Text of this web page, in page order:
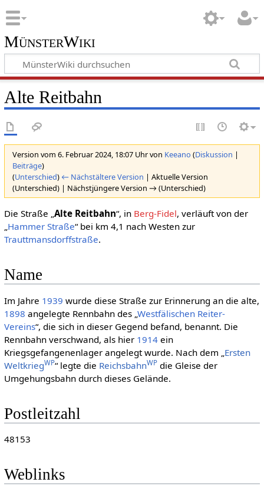
MünsterWiki
Alte Reitbahn
Version vom 6. Februar 2024, 18:07 Uhr von Keeano (Diskussion |
Beiträge)
(Unterschied) ← Nächstältere Version | Aktuelle Version
(Unterschied) | Nächstjüngere Version → (Unterschied)
Die Straße „Alte Reitbahn“, in Berg-Fidel, verläuft von der
„Hammer Straße“ bei km 4,1 nach Westen zur
Trauttmansdorffstraße.
Name
Im Jahre 1939 wurde diese Straße zur Erinnerung an die alte,
1898 angelegte Rennbahn des „ Westfälischen Reiter-
Vereins“, die sich in dieser Gegend befand, benannt. Die
Rennbahn verschwand, als hier 1914ein
Kriegsgefangenenlager angelegt wurde. Nach dem „ Ersten
WeltkriegWP“ legte die ReichsbahnWPdie Gleise der
Umgehungsbahn durch dieses Gelände.
Postleitzahl
48153
Weblinks